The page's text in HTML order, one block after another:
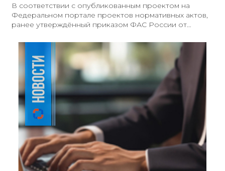
В соответствии с опубликованным проектом на
Федеральном портале проектов нормативных актов,
ранее утверждённый приказом ФАС России от
контроля утратит свою силу. Новый документ
устанавливает особенности планирования и
проведения проверок, а также оформления их
результатов. В случае выявления нарушений в ходе
проверочных мероприятий комиссия разработает
план по их устранению, о выполнении которого
проверяемое лицо будет обязано отчитаться